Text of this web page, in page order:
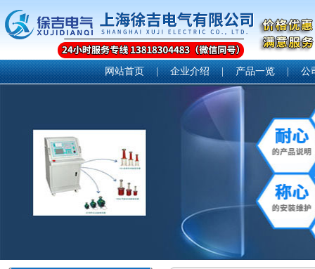
网站首页 | 企业介绍 | 产品一览 | 公